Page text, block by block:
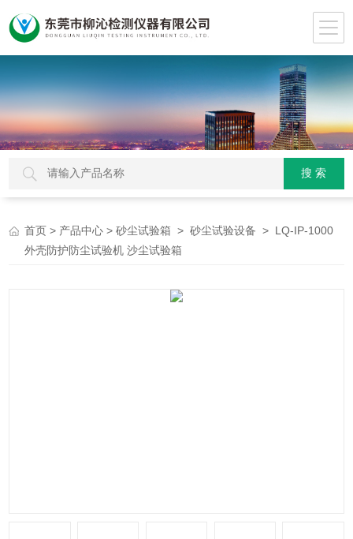
首页 > 产品中心 >砂尘试验箱 >砂尘试验设备 > LQ-IP-1000
外壳防护防尘试验机 沙尘试验箱